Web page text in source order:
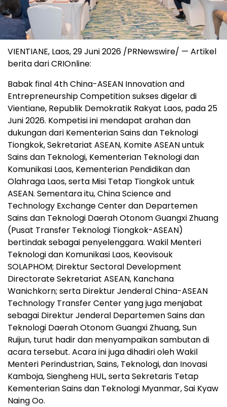
VIENTIANE, Laos, 29 Juni 2026 /PRNewswire/ — Artikel
berita dari CRIOnline:
Babak final 4th China-ASEAN Innovation and
Entrepreneurship Competition sukses digelar di
Vientiane, Republik Demokratik Rakyat Laos, pada 25
Juni 2026. Kompetisi ini mendapat arahan dan
dukungan dari Kementerian Sains dan Teknologi
Tiongkok, Sekretariat ASEAN, Komite ASEAN untuk
Sains dan Teknologi, Kementerian Teknologi dan
Komunikasi Laos, Kementerian Pendidikan dan
Olahraga Laos, serta Misi Tetap Tiongkok untuk
ASEAN. Sementara itu, China Science and
Technology Exchange Center dan Departemen
Sains dan Teknologi Daerah Otonom Guangxi Zhuang
(Pusat Transfer Teknologi Tiongkok-ASEAN)
bertindak sebagai penyelenggara. Wakil Menteri
Teknologi dan Komunikasi Laos, Keovisouk
SOLAPHOM; Direktur Sectoral Development
Directorate Sekretariat ASEAN, Kanchana
Wanichkorn; serta Direktur Jenderal China-ASEAN
Technology Transfer Center yang juga menjabat
sebagai Direktur Jenderal Departemen Sains dan
Teknologi Daerah Otonom Guangxi Zhuang, Sun
Ruijun, turut hadir dan menyampaikan sambutan di
acara tersebut. Acara ini juga dihadiri oleh Wakil
Menteri Perindustrian, Sains, Teknologi, dan Inovasi
Kamboja, Siengheng HUL, serta Sekretaris Tetap
Kementerian Sains dan Teknologi Myanmar, Sai Kyaw
Naing Oo.